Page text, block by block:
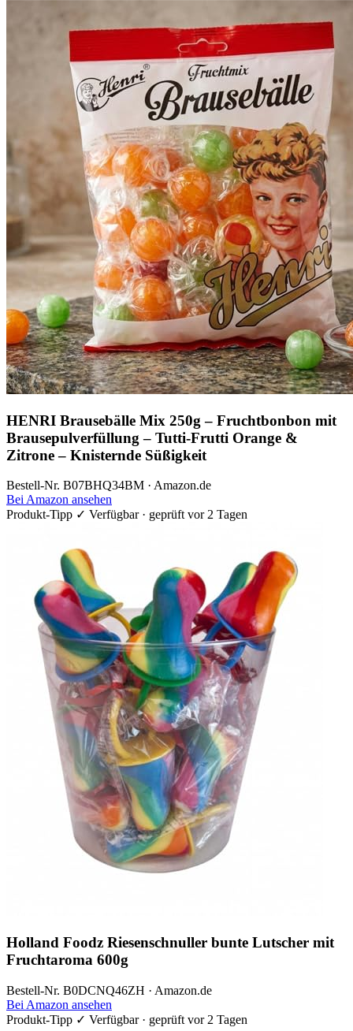
HENRI Brausebälle Mix 250g – Fruchtbonbon mit
Brausepulverfüllung – Tutti-Frutti Orange &
Zitrone – Knisternde Süßigkeit
Bestell-Nr. B07BHQ34BM · Amazon.de
Bei Amazon ansehen
Produkt-Tipp ✓ Verfügbar · geprüft vor 2 Tagen
Holland Foodz Riesenschnuller bunte Lutscher mit
Fruchtaroma 600g
Bestell-Nr. B0DCNQ46ZH · Amazon.de
Bei Amazon ansehen
Produkt-Tipp ✓ Verfügbar · geprüft vor 2 Tagen